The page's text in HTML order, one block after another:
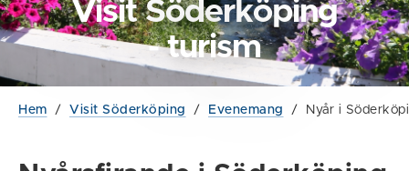
Visit Söderköping
- turism
Hem / Visit Söderköping / Evenemang / Nyår i